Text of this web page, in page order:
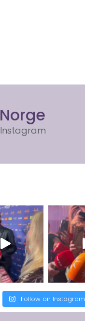
Follow on Instagram